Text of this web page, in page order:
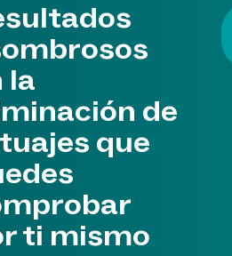
la
de
que
ti mismo